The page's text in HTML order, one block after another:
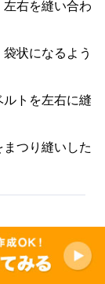
右を縫い合わ
状になるよう
トを左右に縫
つり縫いした
かけるとより